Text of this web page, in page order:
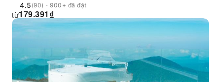
4.5 (90)・900+ đã đặt
₫
179.391
từ